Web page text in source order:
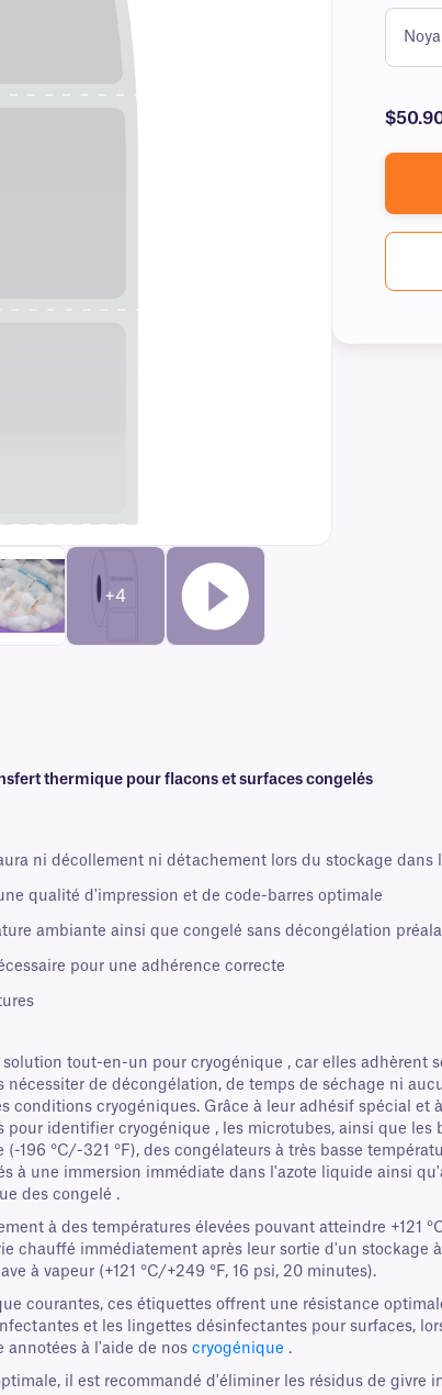
+4
thermique pour flacons et surfaces congelés
ni décollement ni détachement lors du stockage dans
qualité d'impression et de code-barres optimale
ambiante ainsi que congelé sans décongélation
pour une adhérence correcte
tout-en-un pour cryogénique , car elles adhèrent
nécessiter de décongélation, de temps de séchage ni
conditions cryogéniques. Grâce à leur adhésif spécial
pour identifier cryogénique , les microtubes, ainsi que
(-196 °C/-321 °F), des congélateurs à très basse
à une immersion immédiate dans l'azote liquide ainsi
des congelé .
à des températures élevées pouvant atteindre
chauffé immédiatement après leur sortie d'un stockage
à vapeur (+121 °C/+249 °F, 16 psi, 20 minutes).
courantes, ces étiquettes offrent une résistance
et les lingettes désinfectantes pour surfaces,
annotées à l'aide de nos cryogénique .
il est recommandé d'éliminer les résidus de